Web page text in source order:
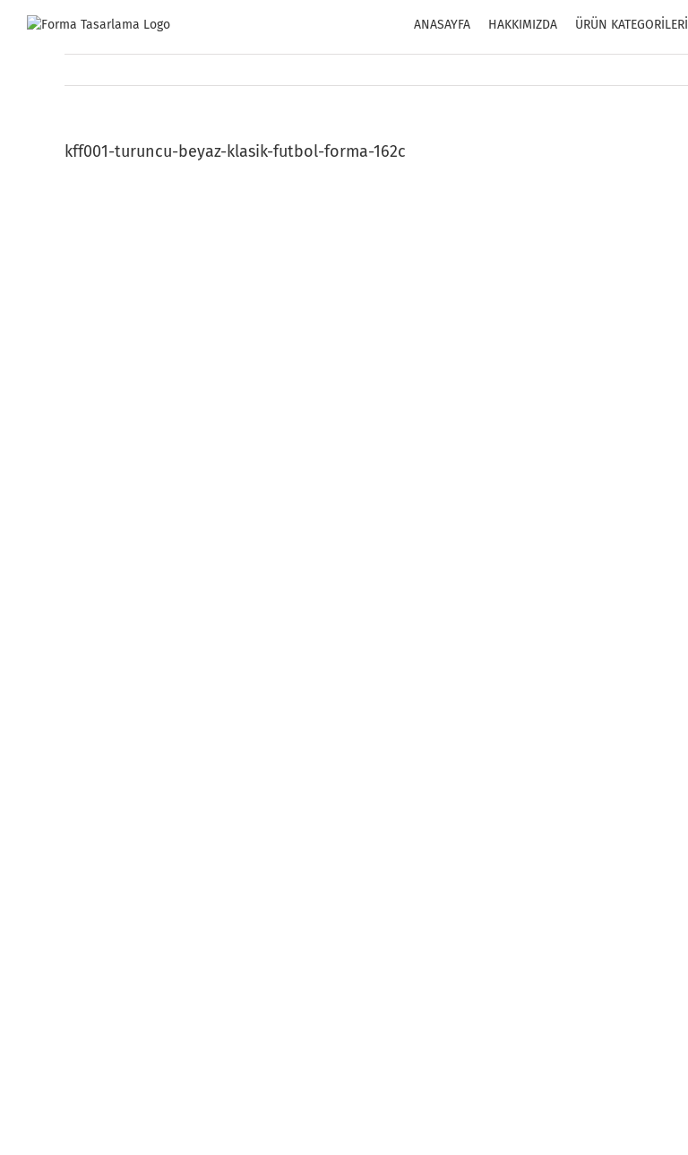
ANASAYFA HAKKIMIZDA ÜRÜN KATEGORİLERİ
kff001-turuncu-beyaz-klasik-futbol-forma-162c